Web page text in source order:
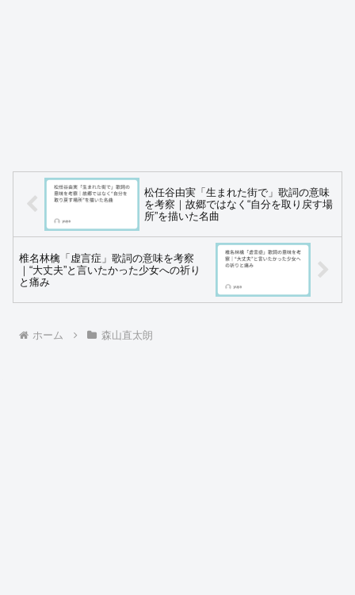
松任谷由実「生まれた街で」歌詞の意味
を考察｜故郷ではなく“自分を取り戻す場
所”を描いた名曲
椎名林檎「虚言症」歌詞の意味を考察
｜“大丈夫”と言いたかった少女への祈り
と痛み
ホーム 森山直太朗